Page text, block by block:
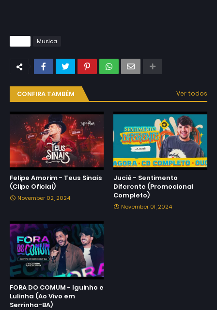
Musica
CONFIRA TAMBÉM Ver todos
Felipe Amorim - Teus Sinais
(Clipe Oficial)
November 02, 2024
Juciê - Sentimento
Diferente (Promocional
Completo)
November 01, 2024
FORA DO COMUM - Iguinho e
Lulinha (Ao Vivo em
Serrinha-BA)